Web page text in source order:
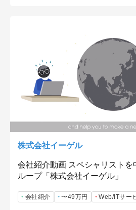
株式会社イーゲル
会社紹介動画 スペシャリスト
ループ「株式会社イーゲル」
会社紹介 〜49万円 Web/ITサー